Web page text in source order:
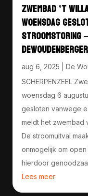
ZWEMBAD ’T
WOENSDAG
STROOMSTORING
aug 6, 2025 |De
SCHERPENZEEL
woensdag 6
gesloten vanwege
meldt het zwembad
De stroomuitval
onmogelijk om
hierdoor
Lees meer